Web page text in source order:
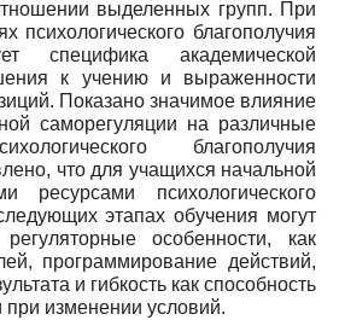
выделенных групп. При
психологического благополучия
специфика академической
к учению и выраженности
Показано значимое влияние
саморегуляции на различные
благополучия
что для учащихся начальной
ресурсами психологического
этапах обучения могут
особенности, как
программирование действий,
и гибкость как способность
при изменении условий.